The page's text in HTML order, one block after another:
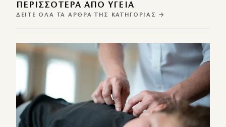
ΠΕΡΙΣΣΌΤΕΡΑ ΑΠΌ ΥΓΕΙΑ
ΔΕΊΤΕ ΌΛΑ ΤΑ ΆΡΘΡΑ ΤΗΣ ΚΑΤΗΓΟΡΊΑΣ →